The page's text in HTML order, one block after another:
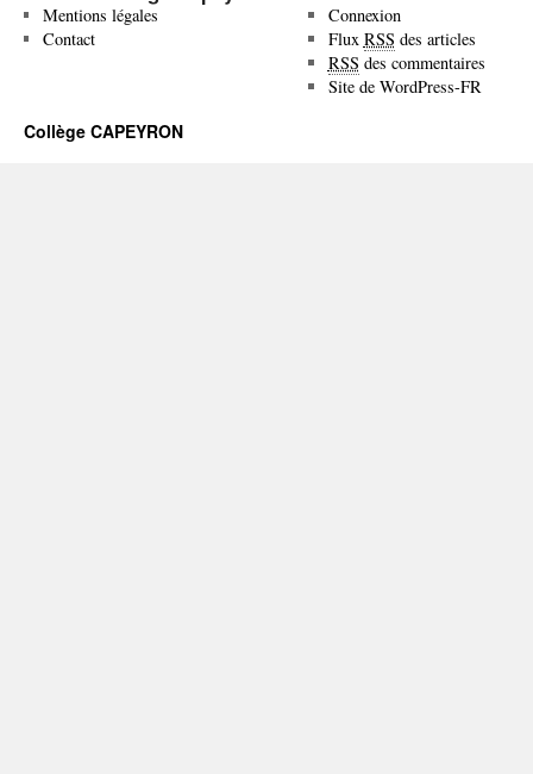
Mentions légales
Contact
Connexion
Flux RSS des articles
RSS des commentaires
Site de WordPress-FR
Collège CAPEYRON